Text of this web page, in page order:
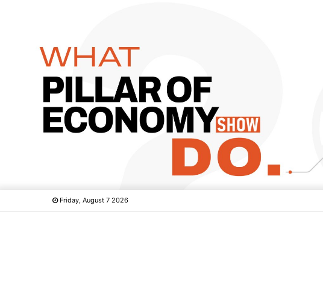
Friday, August 7 2026